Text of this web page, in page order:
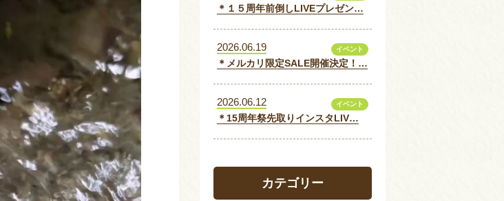
＊１５周年前倒しLIVEプレゼン…
2026.06.19 イベント
＊メルカリ限定SALE開催決定！…
2026.06.12 イベント
＊15周年祭先取りインスタLIV…
カテゴリー